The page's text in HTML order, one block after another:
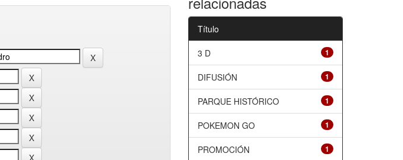
Título
1
3 D
1
DIFUSIÓN
1
PARQUE HISTÓRICO
1
POKEMON GO
1
PROMOCIÓN